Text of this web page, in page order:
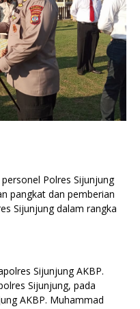
personel Polres Sijunjung
pangkat dan pemberian
Sijunjung dalam rangka
Sijunjung AKBP.
Sijunjung, pada
AKBP. Muhammad